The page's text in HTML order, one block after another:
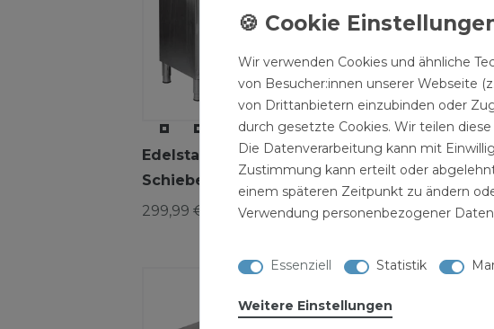
Edelstahltisch mit 2
Schiebetüren
299,99 € *
Boden und 4
249,99 € *
Wir verwenden Cookies und ähnliche
von Besucher:innen unserer Webseite
von Drittanbietern einzubinden oder
durch gesetzte Cookies. Wir teilen
Die Datenverarbeitung kann mit
Zustimmung kann erteilt oder
einem späteren Zeitpunkt zu ändern
Verwendung personenbezogener
Essenziell Statistik
Weitere Einstellungen